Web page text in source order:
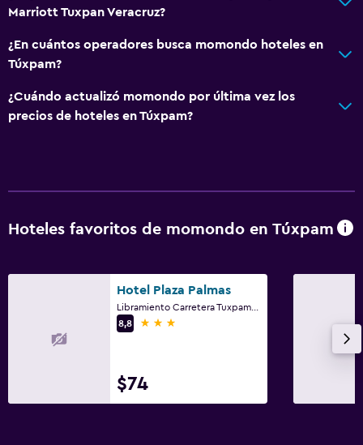
Tetera
Nevera
La comida se puede entregar en el alojamiento
Cafetera
Máquina expendedora (bebidas)
Ducha
Baño privado
Sistema de entretenimiento
Marriott Tuxpan Veracruz?
¿En cuántos operadores busca momondo hoteles en
Túxpam?
¿Cuándo actualizó momondo por última vez los
precios de hoteles en Túxpam?
Hoteles favoritos de momondo en Túxpam
Hotel Plaza Palmas
8,8
3 estrellas
$74